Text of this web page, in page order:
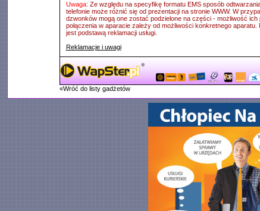
Uwaga: Ze względu na specyfikę formatu EMS sposób
telefonie może różnić się od prezentacji na stronie WWW. W
dzwonków mogą one zostać podzielone na części - możliwość ich
połączenia w aparacie zależy od możliwości konkretnego aparatu.
jest podstawą reklamacji usługi.
Reklamacje i uwagi
«Wróć do listy gadżetów